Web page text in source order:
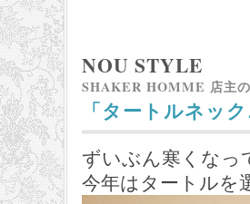
NOU STYLE
SHAKER HOMME 店主
「タートルネッ
ずいぶん寒くなっ
今年はタートルを